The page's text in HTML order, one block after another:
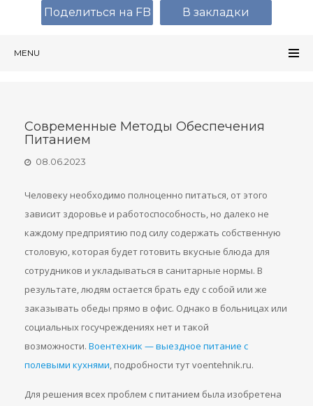
MENU
Современные Методы Обеспечения
Питанием
08.06.2023
Человеку необходимо полноценно питаться, от этого
зависит здоровье и работоспособность, но далеко не
каждому предприятию под силу содержать собственную
столовую, которая будет готовить вкусные блюда для
сотрудников и укладываться в санитарные нормы. В
результате, людям остается брать еду с собой или же
заказывать обеды прямо в офис. Однако в больницах или
социальных госучреждениях нет и такой
возможности. Воентехник — выездное питание с
полевыми кухнями, подробности тут voentehnik.ru.
Для решения всех проблем с питанием была изобретена
Поделиться на FB В закладки